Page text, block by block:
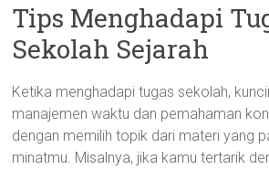
Tips Menghadapi
Sekolah Sejarah
Ketika menghadapi tugas sekolah,
manajemen waktu dan pemahaman
dengan memilih topik dari materi yang
minatmu. Misalnya, jika kamu tertarik